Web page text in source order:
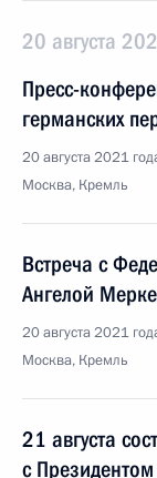
20 августа
Пресс-
германских
20 августа 2021
Москва, Кремль
Встреча с
Ангелой
20 августа 2021
Москва, Кремль
21 августа
с